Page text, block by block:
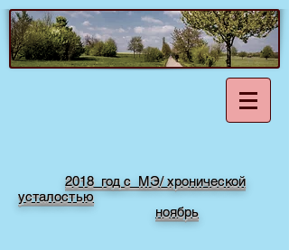
2018 год с МЭ/ хронической
усталостью
ноябрь